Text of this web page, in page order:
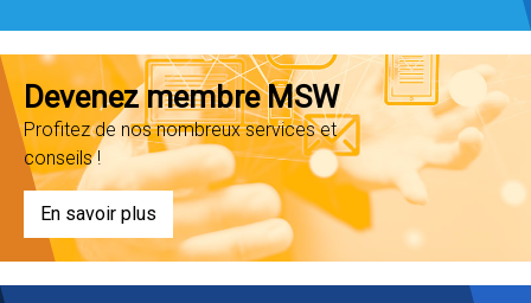
Devenez membre MSW
Profitez de nos nombreux services et
conseils !
En savoir plus